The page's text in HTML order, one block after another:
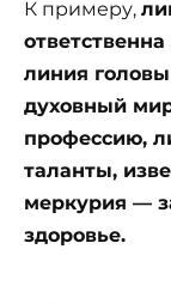
К примеру,
линия
духовный
профессию,
таланты,
меркурия —
здоровье.